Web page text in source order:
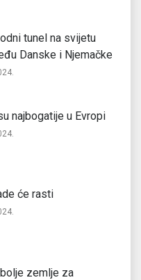
tunel na svijetu
Danske i Njemačke
najbogatije u Evropi
će rasti
zemlje za